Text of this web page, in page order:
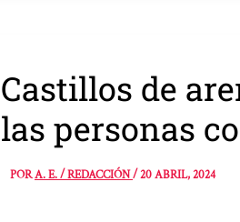
Castillos de
las personas
PORA. E. / REDACCIÓN/20 ABRIL, 2024